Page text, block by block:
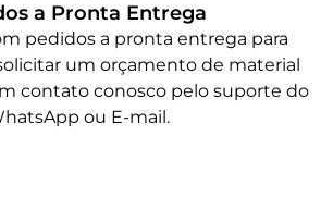
a Pronta Entrega
pedidos a pronta entrega para
um orçamento de material
contato conosco pelo suporte do
ou E-mail.